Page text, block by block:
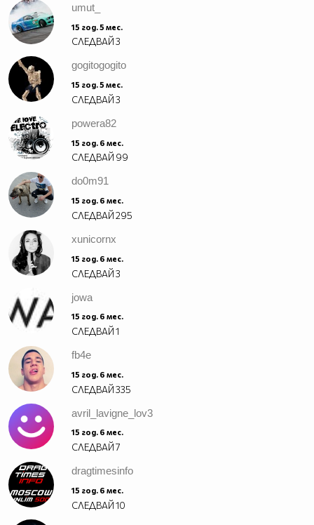
umut_
15 год. 5 мес.
СЛЕДВАЙ3
gogitogogito
15 год. 5 мес.
СЛЕДВАЙ3
powera82
15 год. 6 мес.
СЛЕДВАЙ 99
do0m91
15 год. 6 мес.
СЛЕДВАЙ295
xunicornx
15 год. 6 мес.
СЛЕДВАЙ3
jowa
15 год. 6 мес.
СЛЕДВАЙ1
fb4e
15 год. 6 мес.
СЛЕДВАЙ335
avril_lavigne_lov3
15 год. 6 мес.
СЛЕДВАЙ7
dragtimesinfo
15 год. 6 мес.
СЛЕДВАЙ10